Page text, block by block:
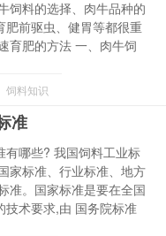
饲料的选择、肉牛品种的
肥前驱虫、健胃等都很重
育肥的方法 一、肉牛饲
饲料知识
准
有哪些? 我国饲料工业标
家标准、行业标准、地方
准。国家标准是要在全国
技术要求,由 国务院标准